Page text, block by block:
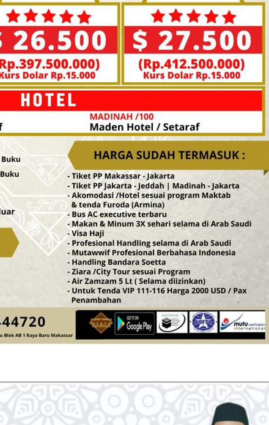
"Ujas Tour Tawwa Bagus
Bukan Kaleng-Kaleng.
Jamaah Bisa Bahagia, Saya
Menikmati Langsung"
Darmawati
Umroh Ujas
Tour dari
Kabupaten